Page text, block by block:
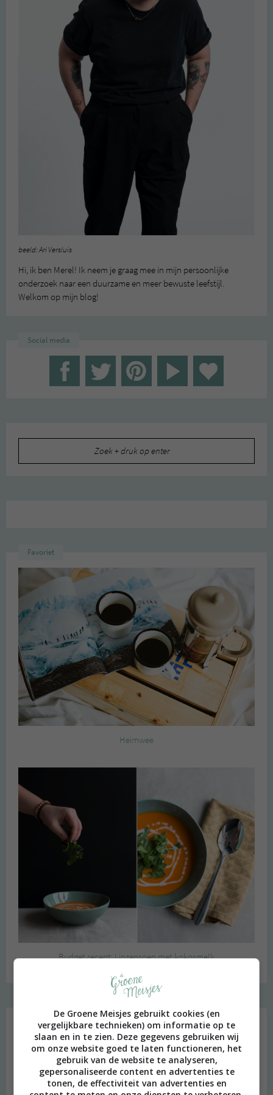
beeld: Ari Versluis
Hi, ik ben Merel! Ik neem je graag mee in mijn persoonlijke
onderzoek naar een duurzame en meer bewuste leefstijl.
Welkom op mijn blog!
Social media
Favoriet
Heimwee
Budget recept: Linzensoep met kokosmelk
De Groene Meisjes gebruikt cookies (en
vergelijkbare technieken) om informatie op te
slaan en in te zien. Deze gegevens gebruiken wij
om onze website goed te laten functioneren, het
gebruik van de website te analyseren,
gepersonaliseerde content en advertenties te
tonen, de effectiviteit van advertenties en